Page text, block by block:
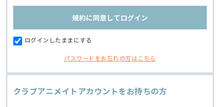
ログインしたままにする
パスワードをお忘れの方はこちら
クラブアニメイトアカウントをお持ちの方